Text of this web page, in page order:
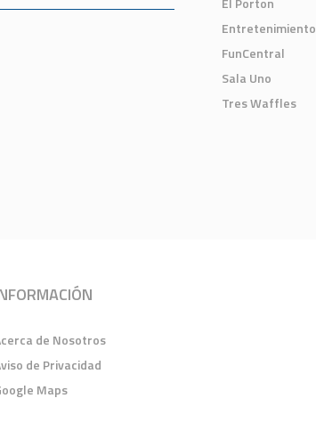
Entretenimiento
FunCentral
Sala Uno
Tres Waffles
de Nosotros
de Privacidad
Maps